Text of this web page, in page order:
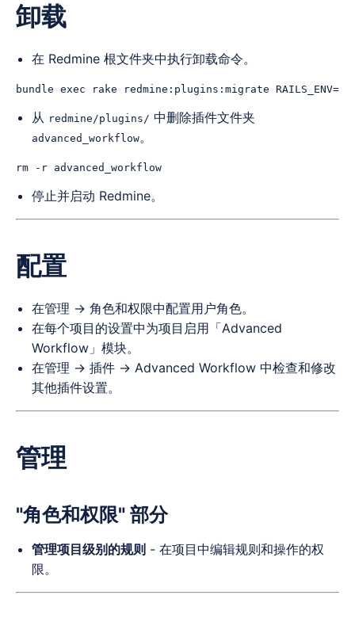
卸载
在 Redmine 根文件夹中执行卸载命令。
从 redmine/plugins/ 中删除插件文件夹
advanced_workflow。
停止并启动 Redmine。
配置
在管理 -> 角色和权限中配置用户角色。
在每个项目的设置中为项目启用「Advanced
Workflow」模块。
在管理 -> 插件 -> Advanced Workflow 中检查和修改
其他插件设置。
管理
"角色和权限" 部分
管理项目级别的规则 - 在项目中编辑规则和操作的权
限。